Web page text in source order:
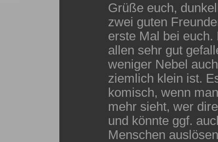
Grüße euch,
zwei guten
erste Mal bei
allen sehr gut
weniger Nebel
ziemlich klein ist.
komisch, wenn
mehr sieht, wer
und könnte ggf.
Menschen